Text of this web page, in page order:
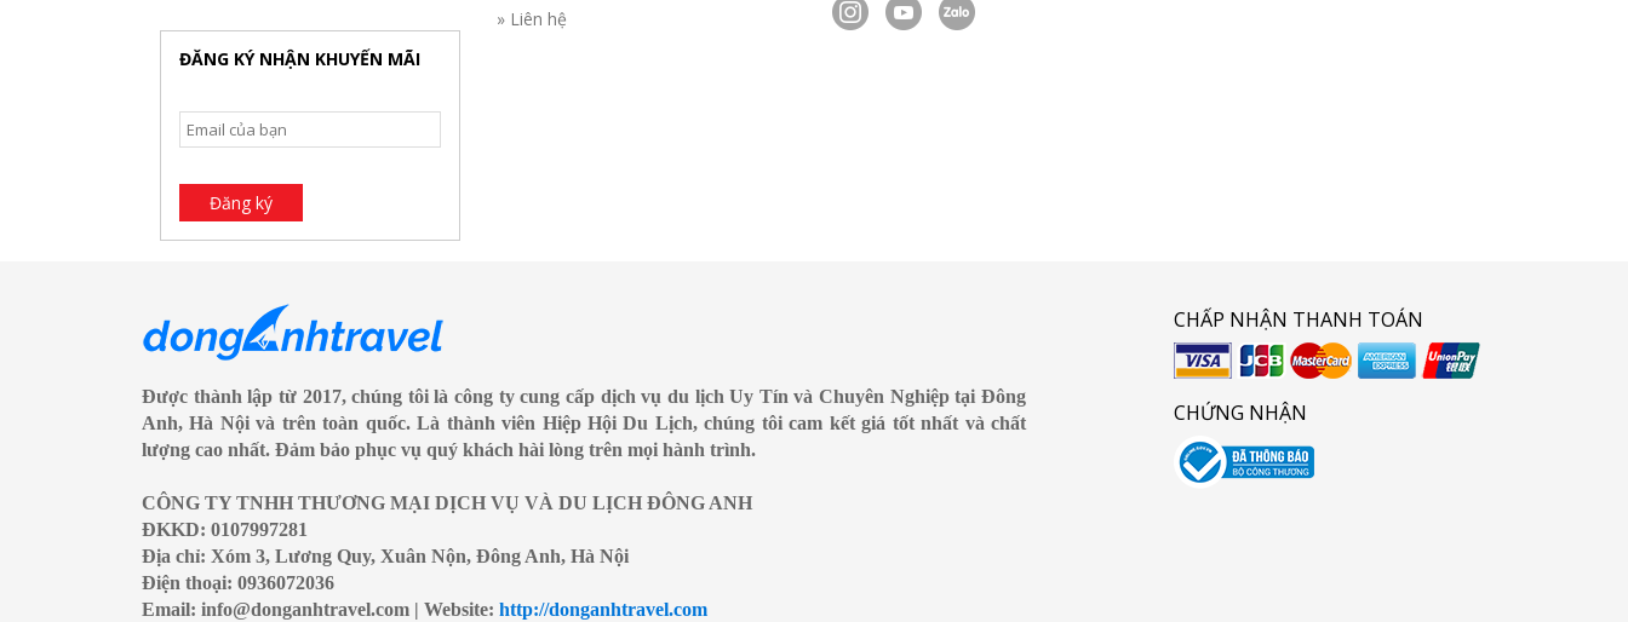
» Liên hệ
ĐĂNG KÝ NHẬN KHUYẾN MÃI
Đăng ký
Được thành lập từ 2017, chúng tôi là công ty cung cấp dịch vụ du lịch Uy Tín và Chuyên Nghiệp tại Đông
Anh, Hà Nội và trên toàn quốc. Là thành viên Hiệp Hội Du Lịch, chúng tôi cam kết giá tốt nhất và chất
lượng cao nhất. Đảm bảo phục vụ quý khách hài lòng trên mọi hành trình.
CÔNG TY TNHH THƯƠNG MẠI DỊCH VỤ VÀ DU LỊCH ĐÔNG ANH
ĐKKD: 0107997281
Địa chỉ: Xóm 3, Lương Quy, Xuân Nộn, Đông Anh, Hà Nội
Điện thoại: 0936072036
Email: info@donganhtravel.com | Website: http://donganhtravel.com
CHẤP NHẬN THANH TOÁN
CHỨNG NHẬN